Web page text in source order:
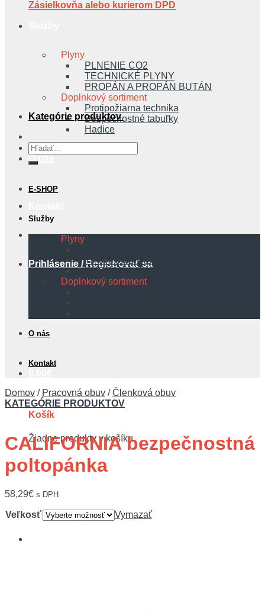
Plyny
PLNENIE CO2
TECHNICKÉ PLYNY
PROPÁN A PROPÁN BUTÁN
Doplnkový sortiment
Protipožiarna technika
Bezpečnostné tabuľky
Hadice
Prihlásenie / Registrovať sa
Košík
Žiadne produkty v košíku.
Zásielkovňa alebo kurierom DPD
Kategórie produktov
Hľadať:
E-SHOP
Služby
Plyny
TECHNICKÉ PLYNY
PROPÁN A PROPÁN BUTÁN
Doplnkový sortiment
O nás
Kontakt
Domov / Pracovná obuv / Členková obuv
KATEGÓRIE PRODUKTOV
CALIFORNIA bezpečnostná
poltopánka
58,29€ s DPH
Veľkosť Vymazať